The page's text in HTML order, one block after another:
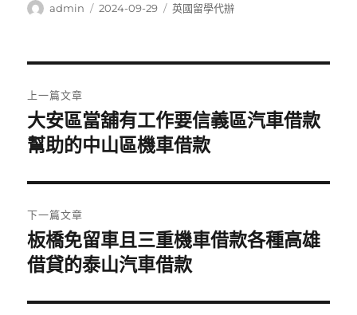
作
admin
發
2024-09-29
分
英國留學代辦
章
導
覽
上一篇文章
上
一
文
章:
大安區當舖有工作要信義區汽車借款
幫助的中山區機車借款
下一篇文章
下
一
文
板橋免留車且三重機車借款各種高雄
借貸的泰山汽車借款